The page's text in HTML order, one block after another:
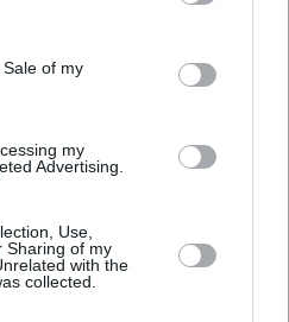
and its third-party tags to
purposes in below Google
of my
my
Advertising.
Use,
Sharing of my
with the
collected.
της
& Εναλλακτικών
εταιρειών
startup πώς δεν
ενεργειακή ομάδα.